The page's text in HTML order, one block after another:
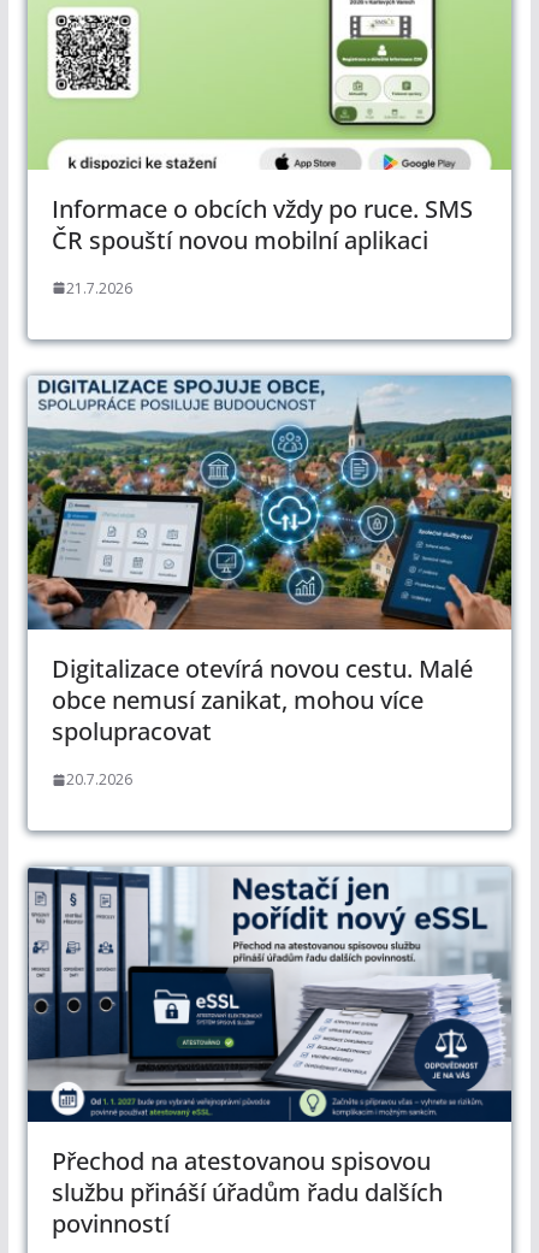
Informace o obcích vždy po ruce. SMS
ČR spouští novou mobilní aplikaci
21.7.2026
Digitalizace otevírá novou cestu. Malé
obce nemusí zanikat, mohou více
spolupracovat
20.7.2026
Přechod na atestovanou spisovou
službu přináší úřadům řadu dalších
povinností